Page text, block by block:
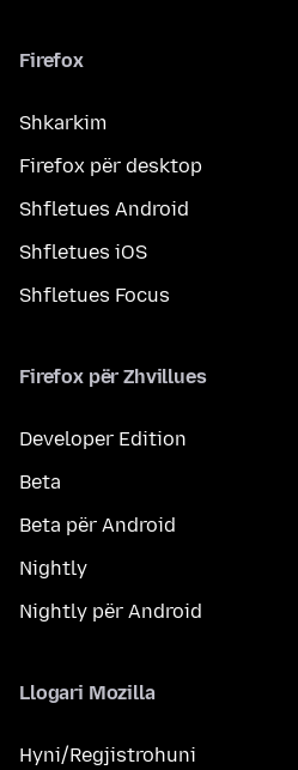
Firefox
Shkarkim
Firefox për desktop
Shfletues Android
Shfletues iOS
Shfletues Focus
Firefox për Zhvillues
Developer Edition
Beta
Beta për Android
Nightly
Nightly për Android
Llogari Mozilla
Hyni/Regjistrohuni